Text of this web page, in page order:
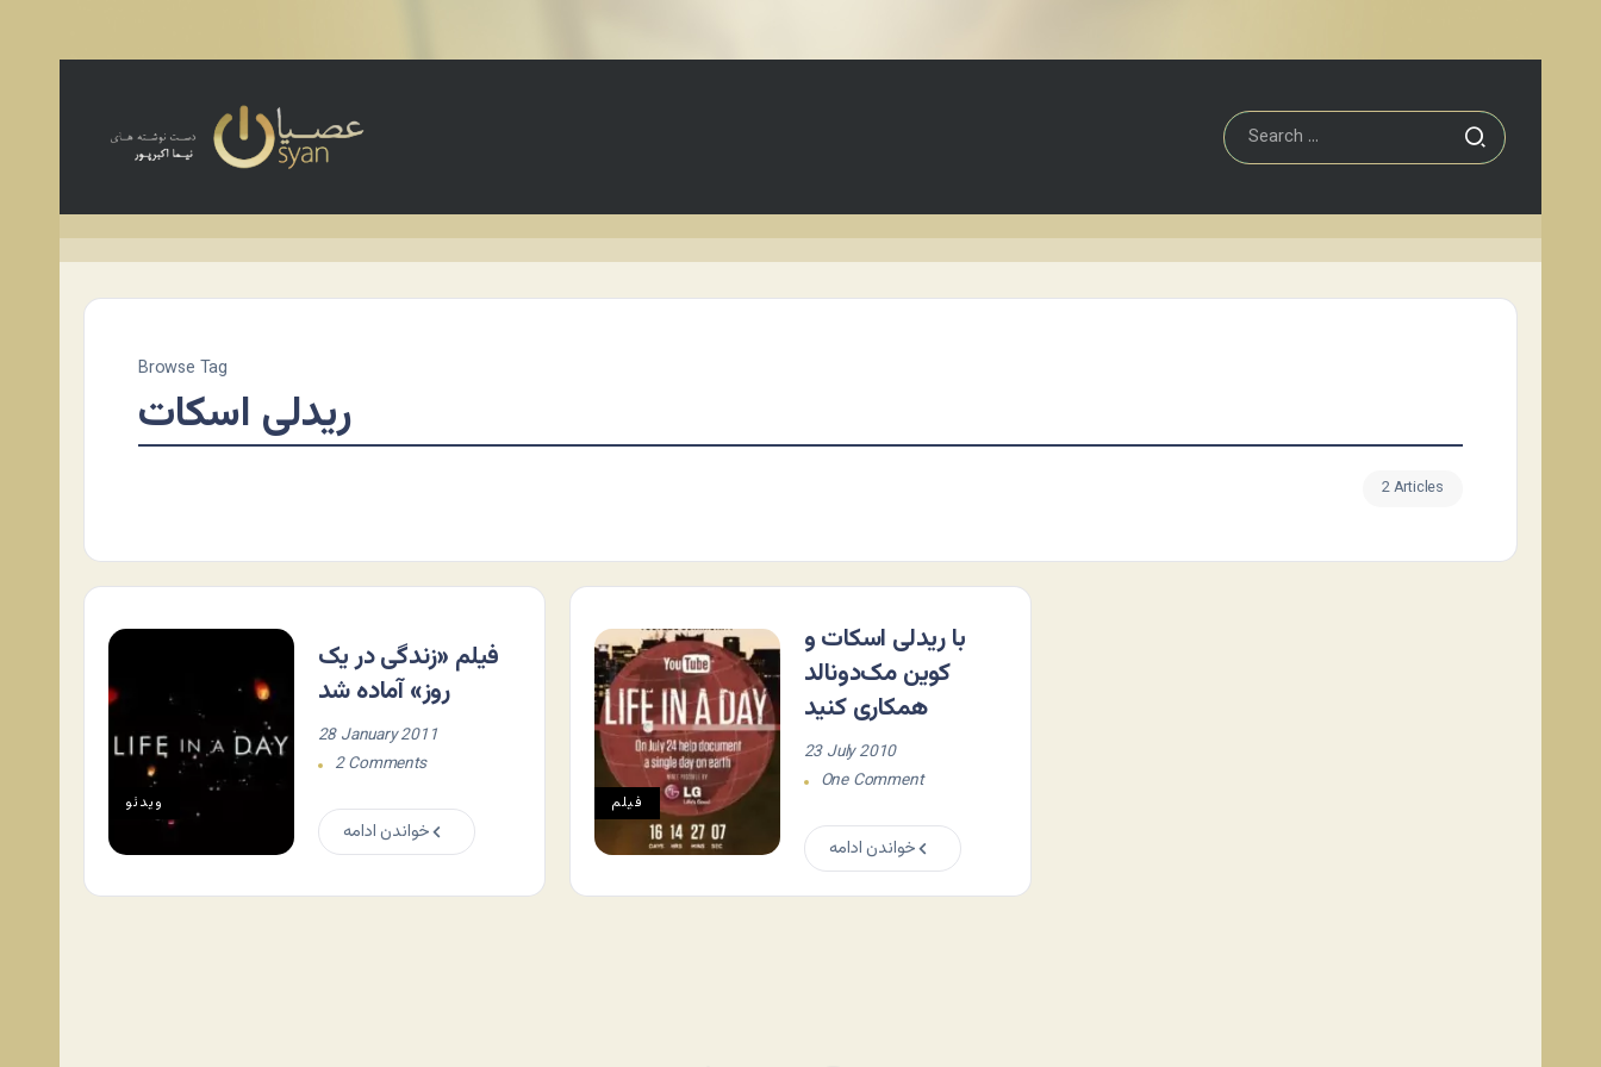
Browse Tag
ریدلی اسکات
2 Articles
ویدئو
فیلم «زندگی در یک
روز» آماده شد
28 January 2011
2 Comments
خواندن ادامه
فيلم
با ریدلی اسکات و
کوین مک‌دونالد
همکاری کنید
23 July 2010
One Comment
خواندن ادامه